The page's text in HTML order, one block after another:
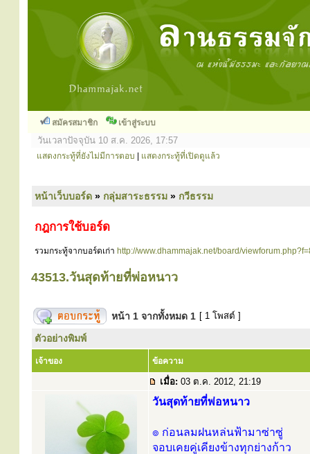
สมัครสมาชิก เข้าสู่ระบบ
วันเวลาปัจจุบัน 10 ส.ค. 2026, 17:57
แสดงกระทู้ที่ยังไม่มีการตอบ แสดงกระทู้ที่เปิดดูแล้ว
หน้าเว็บบอร์ด » กลุ่มสาระธรรม » กวีธรรม
กฎการใช้บอร์ด
รวมกระทู้จากบอร์ดเก่า http://www.dhammajak.net/board/
43513.วันสุดท้ายที่พ่อหนาว
หน้า 1 จากทั้งหมด 1 [ 1 โพสต์ ]
ตัวอย่างพิมพ์
เจ้าของ ข้อความ
เมื่อ: 03 ต.ค. 2012, 21:19
วันสุดท้ายที่พ่อหนาว
๏ ก่อนลมฝนหล่นฟ้ามาซ่าซู่
จอบเคยคู่เคียงข้างทุกย่างก้าว